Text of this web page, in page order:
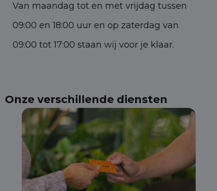
Van maandag tot en met vrijdag tussen
09:00 en 18:00 uur en op zaterdag van
09:00 tot 17:00 staan wij voor je klaar.
Onze verschillende diensten